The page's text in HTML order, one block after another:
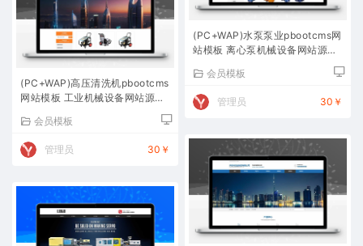
(PC+WAP)高压清洗机pbootcms
网站模板 工业机械设备网站源码
会员模板
管理员 30￥
(PC+WAP)水泵泵业pbootcms网
站模板 离心泵机械设备网站源码
会员模板
管理员 30￥